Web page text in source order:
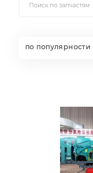
по популярности